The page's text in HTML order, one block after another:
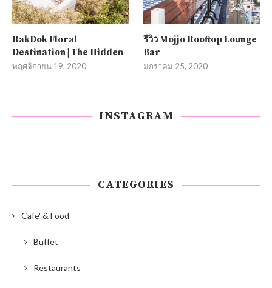
RakDok Floral
Destination | The Hidden
พฤศจิกายน 19, 2020
รีวิว Mojjo Rooftop Lounge
Bar
มกราคม 25, 2020
INSTAGRAM
CATEGORIES
Cafe' & Food
Buffet
Restaurants